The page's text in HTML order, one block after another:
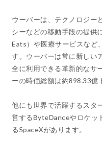
ウーバーは、テクノロジー
シーなどの移動手段の提供
Eats）や医療サービスなど
す。ウーバーは常に新しい
全に利用できる革新的なサ
ーの時価総額は約898.33億
他にも世界で活躍するスタ
営するByteDanceやロケッ
るSpaceXがあります。